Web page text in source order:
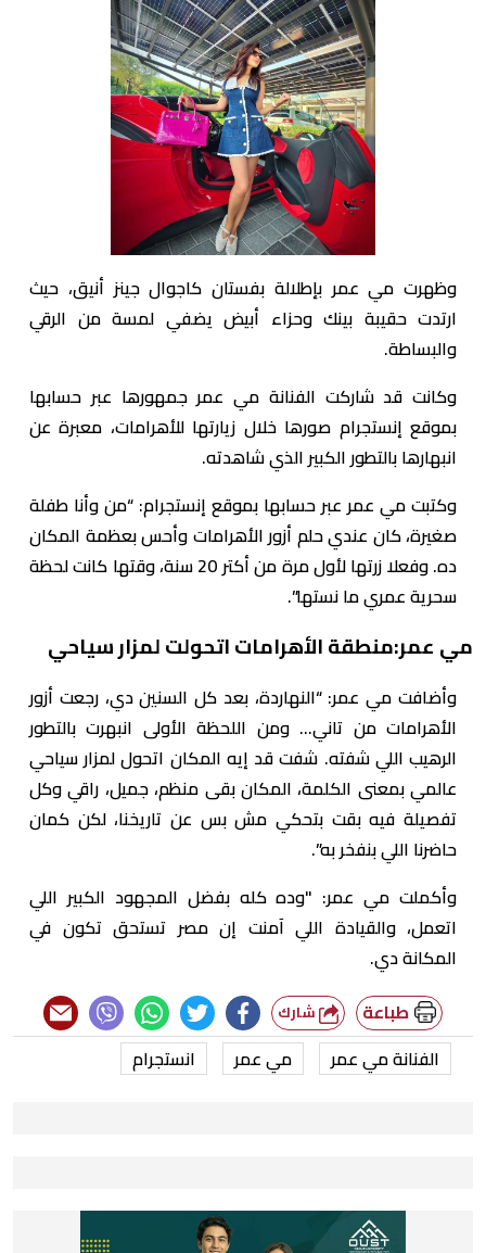
وظهرت مي عمر بإطلالة بفستان كاجوال جينز أنيق، حيث
ارتدت حقيبة بينك وحزاء أبيض يضفي لمسة من الرقي
والبساطة.
وكانت قد شاركت الفنانة مي عمر جمهورها عبر حسابها
بموقع إنستجرام صورها خلال زيارتها للأهرامات، معبرة عن
انبهارها بالتطور الكبير الذي شاهدته.
وكتبت مي عمر عبر حسابها بموقع إنستجرام: “‏من وأنا طفلة
صغيرة، كان عندي حلم أزور الأهرامات وأحس بعظمة المكان
ده. وفعلا زرتها لأول مرة من أكتر 20 سنة، وقتها كانت لحظة
سحرية عمري ما نستها”.
مي عمر:منطقة الأهرامات اتحولت لمزار سياحي
وأضافت مي عمر: “‏النهاردة، بعد كل السنين دي، رجعت أزور
الأهرامات من تاني… ومن اللحظة الأولى انبهرت بالتطور
الرهيب اللي شفته. شفت قد إيه المكان اتحول لمزار سياحي
عالمي بمعنى الكلمة، المكان بقى منظم، جميل، راقي وكل
تفصيلة فيه بقت بتحكي مش بس عن تاريخنا، لكن كمان
حاضرنا اللي بنفخر به”.
وأكملت مي عمر: "‏وده كله بفضل المجهود الكبير اللي
اتعمل، والقيادة اللي آمنت إن مصر تستحق تكون في
المكانة دي.
طباعة
الفنانة مي عمر مي عمر انستجرام